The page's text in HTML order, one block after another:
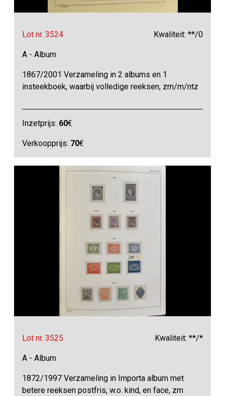
Lot nr. 3524 Kwaliteit: **/0
A - Album
1867/2001 Verzameling in 2 albums en 1
insteekboek, waarbij volledige reeksen, zm/m/ntz
Inzetprijs: 60€
Verkoopprijs: 70€
Lot nr. 3525 Kwaliteit: **/*
A - Album
1872/1997 Verzameling in Importa album met
betere reeksen postfris, w.o. kind, en face, zm